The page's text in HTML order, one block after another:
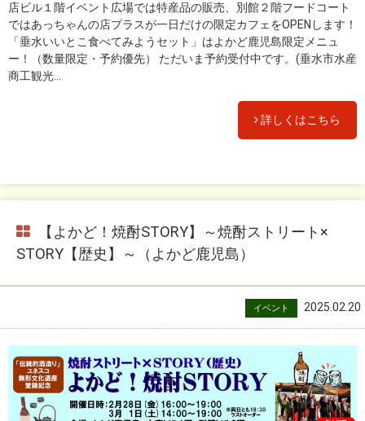
店ビル１階イベント広場では特産品の販売、別館２階フードコート
ではあっちゃんの店プラスが一日だけの限定カフェをOPENします！
「垂水いいとこ食べてみようセット」はよかど鹿児島限定メニュ
ー！（数量限定・予約優先） ただいま予約受付中です。(垂水市水産
商工観光...
詳しくはこちら
【よかど！焼酎STORY】～焼酎ストリート×
STORY【歴史】～（よかど鹿児島）
イベント 2025.02.20